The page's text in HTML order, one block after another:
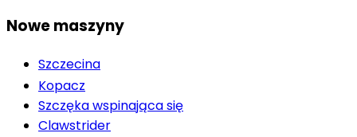
Nowe maszyny
Szczecina
Kopacz
Szczęka wspinająca się
Clawstrider